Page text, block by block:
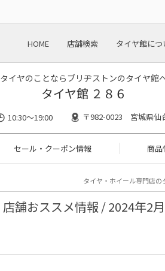
HOME 店舗検索 タイヤ館につ
タイヤのことならブリヂストンのタイヤ館
タイヤ館 ２８６
10:30～19:00 〒982-0023 宮城県仙
セール・クーポン情報 商品
タイヤ・ホイール専門店の
店舗おススメ情報 / 2024年2月